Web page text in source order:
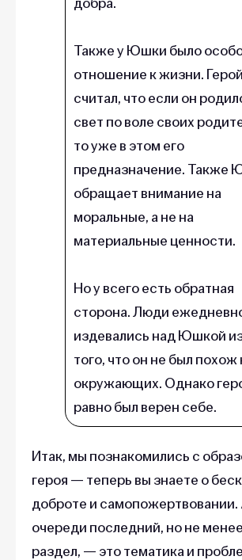
Также у Юшки было
отношение к жизни. Герой
считал, что если он
свет по воле своих
то уже в этом его
предназначение. Также
обращает внимание на
моральные, а не на
материальные ценности.
Но у всего есть обратная
сторона. Люди
издевались над Юшкой
того, что он не был похож
окружающих. Однако
равно был верен себе.
Итак, мы познакомились с
героя — теперь вы знаете о
доброте и самопожертвовании.
очереди последний, но не
раздел, — это тематика и